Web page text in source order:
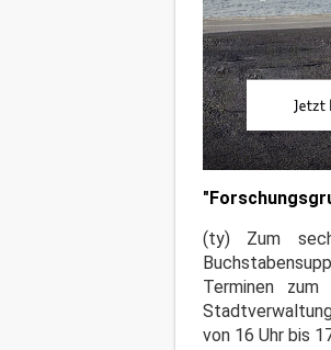
(ty) Zum
Terminen
von 16 Uhr bis